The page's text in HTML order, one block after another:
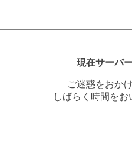
現在サーバ
ご迷惑をおか
しばらく時間を